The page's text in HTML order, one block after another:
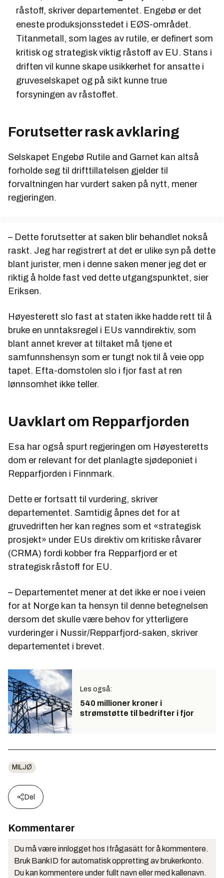
råstoff, skriver departementet. Engebø er det
eneste produksjonsstedet i EØS-området.
Titanmetall, som lages av rutile, er definert som
kritisk og strategisk viktig råstoff av EU. Stans i
driften vil kunne skape usikkerhet for ansatte i
gruveselskapet og på sikt kunne true
forsyningen av råstoffet.
Forutsetter rask avklaring
Selskapet Engebø Rutile and Garnet kan altså
forholde seg til drifttillatelsen gjelder til
forvaltningen har vurdert saken på nytt, mener
regjeringen.
– Dette forutsetter at saken blir behandlet nokså
raskt. Jeg har registrert at det er ulike syn på dette
blant jurister, men i denne saken mener jeg det er
riktig å holde fast ved dette utgangspunktet, sier
Eriksen.
Høyesterett slo fast at staten ikke hadde rett til å
bruke en unntaksregel i EUs vanndirektiv, som
blant annet krever at tiltaket må tjene et
samfunnshensyn som er tungt nok til å veie opp
tapet. Efta-domstolen slo i fjor fast at ren
lønnsomhet ikke teller.
Uavklart om Repparfjorden
Esa har også spurt regjeringen om Høyesteretts
dom er relevant for det planlagte sjødeponiet i
Repparfjorden i Finnmark.
Dette er fortsatt til vurdering, skriver
departementet. Samtidig åpnes det for at
gruvedriften her kan regnes som et «strategisk
prosjekt» under EUs direktiv om kritiske råvarer
(CRMA) fordi kobber fra Repparfjord er et
strategisk råstoff for EU.
– Departementet mener at det ikke er noe i veien
for at Norge kan ta hensyn til denne betegnelsen
dersom det skulle være behov for ytterligere
vurderinger i Nussir/Repparfjord-saken, skriver
departementet i brevet.
Les også:
540 millioner kroner i
strømstøtte til bedrifter i fjor
MILJØ
Del
Kommentarer
Du må være innlogget hos Ifrågasätt for å kommentere.
Bruk BankID for automatisk oppretting av brukerkonto.
Du kan kommentere under fullt navn eller med kallenavn.